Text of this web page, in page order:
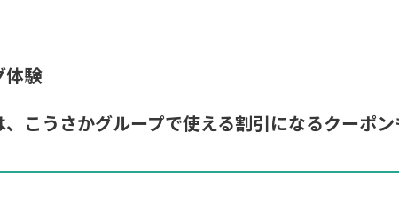
体験
こうさかグループで使える割引になるクーポン